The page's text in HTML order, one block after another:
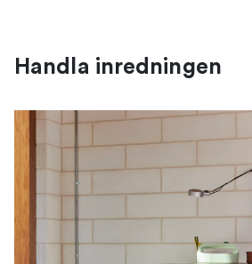
Handla inredningen